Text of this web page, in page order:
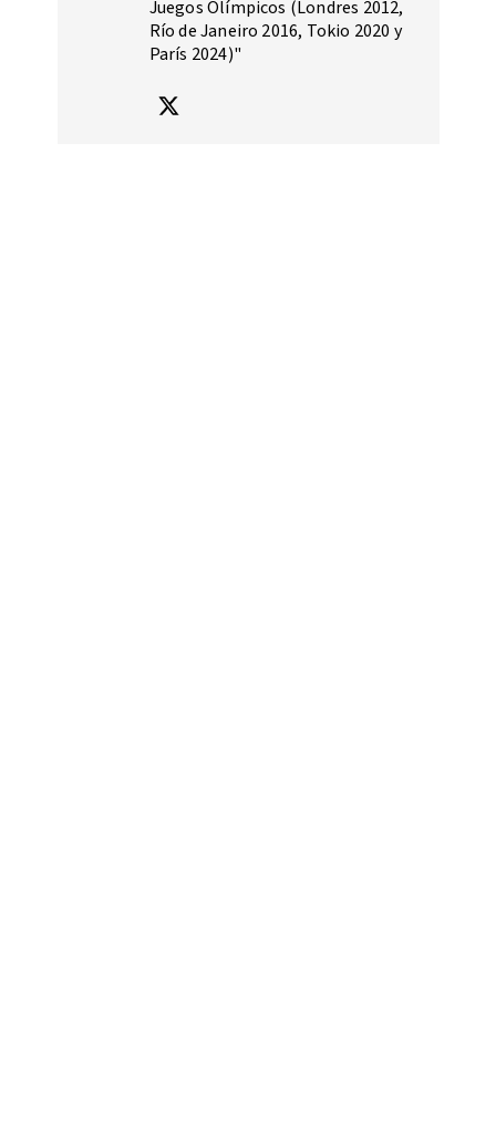
Juegos Olímpicos (Londres 2012,
Río de Janeiro 2016, Tokio 2020 y
París 2024)"